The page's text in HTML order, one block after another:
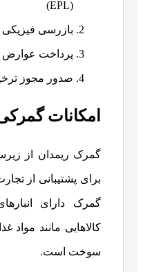
(EPL)
بازرسی فیزیکی
پرداخت عوارض
صدور مجوز
امکانات
گمرک ریمدان از
برای پشتیبانی از
گمرک دارای
کالاهایی مانند
سوخت است.